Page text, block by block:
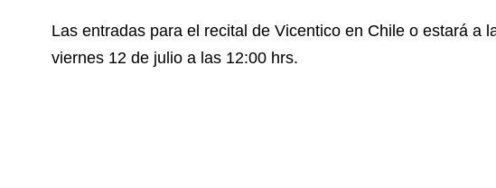
Las entradas para el recital de Vicentico en Chile o estará a
viernes 12 de julio a las 12:00 hrs.